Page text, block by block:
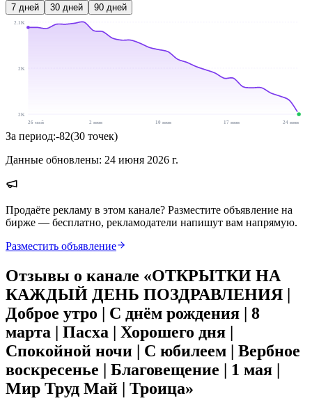
7 дней 30 дней 90 дней
2.1K
2K
2K
26 май
2 июн 10 июн 17 июн 24 июн
За период:-82(30 точек)
Данные обновлены: 24 июня 2026 г.
Продаёте рекламу в этом канале? Разместите объявление на
бирже — бесплатно, рекламодатели напишут вам напрямую.
Разместить объявление
Отзывы о канале «ОТКРЫТКИ НА
КАЖДЫЙ ДЕНЬ ПОЗДРАВЛЕНИЯ |
Доброе утро | С днём рождения | 8
марта | Пасха | Хорошего дня |
Спокойной ночи | С юбилеем | Вербное
воскресенье | Благовещение | 1 мая |
Мир Труд Май | Троица»